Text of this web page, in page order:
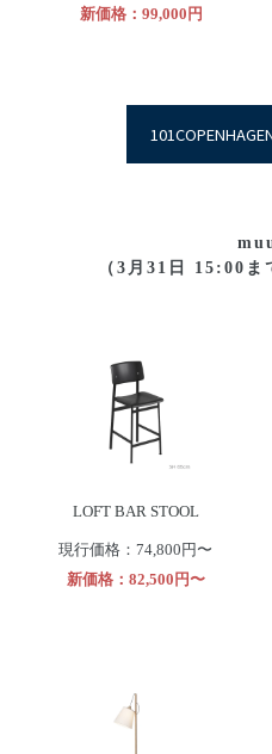
新価格：99,000円
（3月31日 15:00ま
LOFT BAR STOOL
現行価格：74,800円〜
新価格：82,500円〜